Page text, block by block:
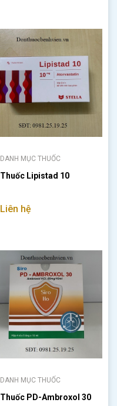
DANH MỤC THUỐC
Thuốc Lipistad 10
Liên hệ
DANH MỤC THUỐC
Thuốc PD-Ambroxol 30